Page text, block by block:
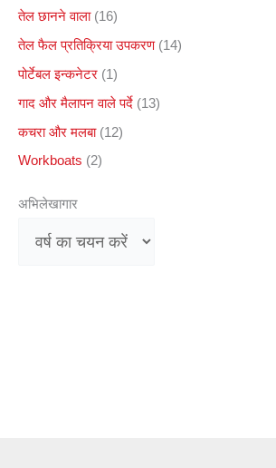
तेल छानने वाला(16)
तेल फैल प्रतिक्रिया उपकरण(14)
पोर्टेबल इन्कनेटर (1)
गाद और मैलापन वाले पर्दे (13)
कचरा और मलबा(12)
Workboats (2)
अभिलेखागार